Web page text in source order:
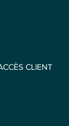
CLIENT